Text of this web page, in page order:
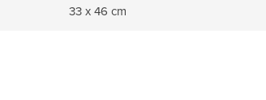
33 x 46 cm